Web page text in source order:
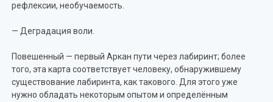
рефлексии, необучаемость.
— Деградация воли.
Повешенный — первый Аркан пути через лабиринт; более
того, эта карта соответствует человеку, обнаружившему
существование лабиринта, как такового. Для этого уже
нужно обладать некоторым опытом и определённым